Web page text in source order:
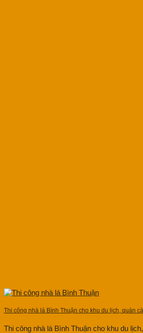
Thi công nhà lá Bình Thuận cho khu du lịch, quán
Thi công nhà lá Bình Thuận cho khu du